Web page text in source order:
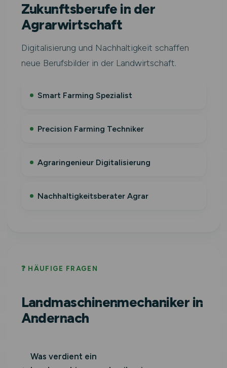
Zukunftsberufe in der
Agrarwirtschaft
Digitalisierung und Nachhaltigkeit schaffen
neue Berufsbilder in der Landwirtschaft.
Smart Farming Spezialist
Precision Farming Techniker
Agraringenieur Digitalisierung
Nachhaltigkeitsberater Agrar
❓ HÄUFIGE FRAGEN
Landmaschinenmechaniker in
Andernach
Was verdient ein